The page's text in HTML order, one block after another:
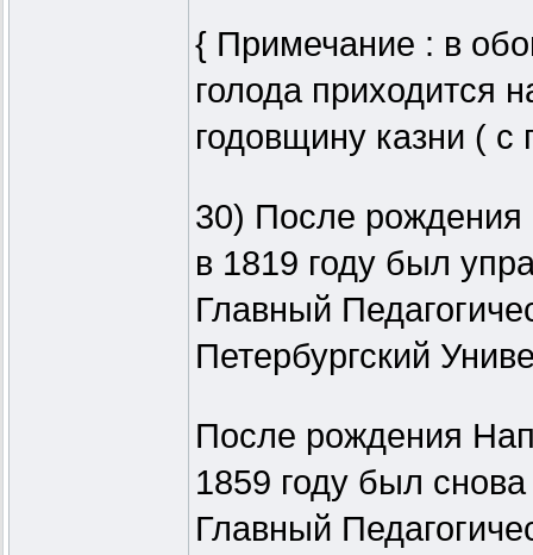
{ Примечание : в
голода приходится
годовщину казни ( с
30) После рождения
в 1819 году был
Главный
Петербургский
После рождения
1859 году был
Главный